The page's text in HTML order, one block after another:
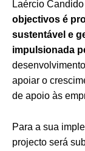
Laércio
objectivos é
sustentável e
impulsionada
apoiar o
de apoio às
Para a sua
projecto será